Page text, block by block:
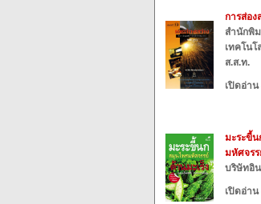
การส่อง
สำนักพิ
เทคโน
ส.ส.ท.
เปิดอ่าน
มะระขี้
มหัศจรร
บริษัทอิ
เปิดอ่าน